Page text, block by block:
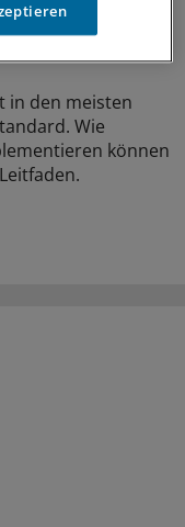
in den meisten
Wie
können